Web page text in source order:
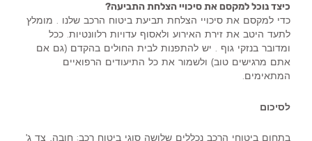
כיצד נוכל למקסם את סיכויי הצלחת התביעה?
כדי למקסם את סיכויי הצלחת תביעת ביטוח הרכב שלנו . מומלץ
לתעד היטב את זירת האירוע ולאסוף עדויות רלוונטיות. ככל
ומדובר בנזקי גוף . יש להתפנות לבית החולים בהקדם (גם אם
אתם מרגישים טוב) ולשמור את כל התיעודים הרפואיים
המתאימים.
לסיכום
בתחום ביטוחי הרכב נכללים שלושה סוגי ביטוח רכב: חובה, צד ג'